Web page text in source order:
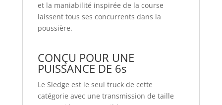
et la maniabilité inspirée de la course
laissent tous ses concurrents dans la
poussière.
CONÇU POUR UNE
PUISSANCE DE 6s
Le Sledge est le seul truck de cette
catégorie avec une transmission de taille